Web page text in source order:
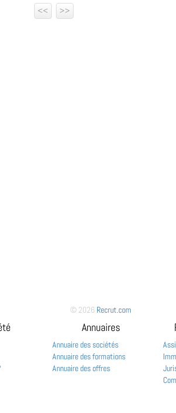
<<
>>
© 2026 Recrut.com
Annuaires
Annuaire des sociétés
Annuaire des formations
Annuaire des offres